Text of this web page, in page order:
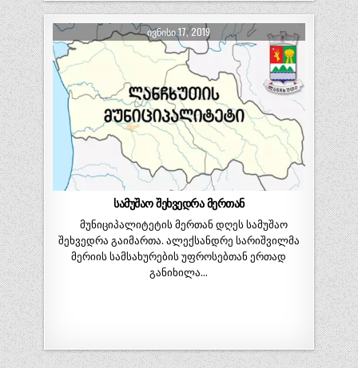
ᲘᲕᲜᲘᲡᲘ 17, 2019
სამუშაო შეხვედრა მერთან
მუნიციპალიტეტის მერთან დღეს სამუშაო
შეხვედრა გაიმართა. ალექსანდრე სარიშვილმა
მერიის სამსახურების უფროსებთან ერთად
განიხილა…